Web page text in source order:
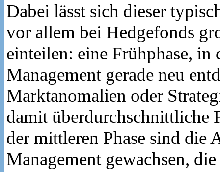
Dabei lässt sich dieser
vor allem bei Hedgefonds
einteilen: eine Frühphase, in
Management gerade neu
Marktanomalien oder
damit überdurchschnittliche
der mittleren Phase sind die
Management gewachsen,